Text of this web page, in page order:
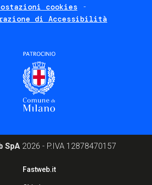
cookies
di Accessibilità
SpA 2026 - P.IVA 12878470157
Fastweb.it